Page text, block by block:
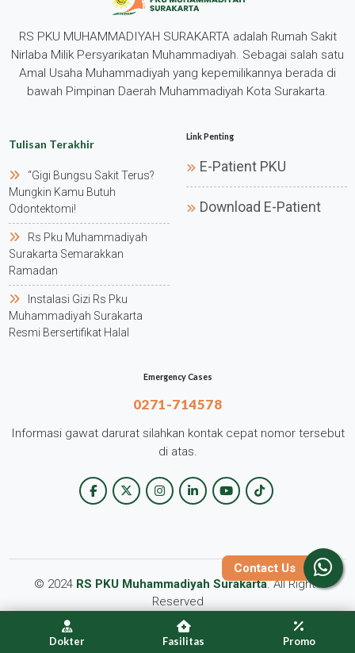
Contact Us
Dokter Fasilitas Promo
RS PKU MUHAMMADIYAH SURAKARTA adalah Rumah Sakit
Nirlaba Milik Persyarikatan Muhammadiyah. Sebagai salah satu
Amal Usaha Muhammadiyah yang kepemilikannya berada di
bawah Pimpinan Daerah Muhammadiyah Kota Surakarta.
Tulisan Terakhir
“gigi Bungsu Sakit Terus?
Mungkin Kamu Butuh
Odontektomi!
Rs Pku Muhammadiyah
Surakarta Semarakkan
Ramadan
Instalasi Gizi Rs Pku
Muhammadiyah Surakarta
Resmi Bersertifikat Halal
Link Penting
E-Patient PKU
Download E-Patient
Emergency Cases
0271-714578
Informasi gawat darurat silahkan kontak cepat nomor tersebut
di atas.
© 2024RS PKU Muhammadiyah Surakarta. All Rights
Reserved